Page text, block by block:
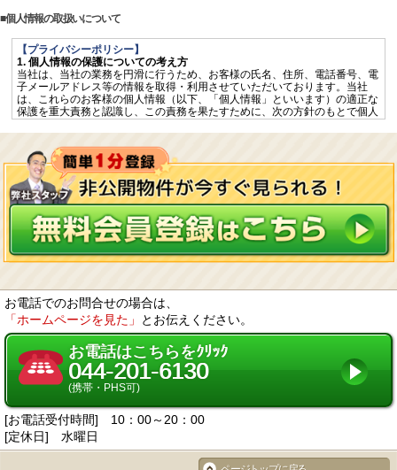
個人情報の取扱いについて
【プライバシーポリシー】
1. 個人情報の保護についての考え方
当社は、当社の業務を円滑に行うため、お客様の氏名、住所、電話番号、電
子メールアドレス等の情報を取得・利用させていただいております。当社
は、これらのお客様の個人情報（以下、「個人情報」といいます）の適正な
保護を重大責務と認識し、この責務を果たすために、次の方針のもとで個人
個人情報に適用される「個人情報の保護に関する法律」その他の関係法令を
遵守するとともに、一般に公正妥当と認められる個人情報の取扱いに関する
慣行に準拠し、適切に取り扱います。
個人情報の取扱いに関する規程を明確にし、従業者へ周知徹底します。ま
た、取引先等に対しても適切に個人情報を取り扱うように要請します。
個人情報の取得に際しては、利用目的を特定して通知又は公表し、その利用
目的に従って個人情報を取り扱います。
個人情報の漏洩、紛失、改ざん等を防止するため、必要な対策を講じて適切
な管理を行います。
保有する個人情報について、お客様本人からの開示、訂正、削除、利用停止
の依頼を所定の窓口でお受けして、誠意をもって対応します。
いを外部に委託することがあります。委託する場合には、適正な取扱いを確
保するための契約締結、実施状況の点検などを行います。
3. 第三者への開示・提供
当社は、「2. 個人情報の預託」に記載した外部委託先への提供の場合及び以
下のいずれかに該当する場合を除き、個人情報を第三者へ開示又は提供しま
せん。
お客様ご本人の同意がある場合
統計的なデータなど本人を識別することができない状態で開示・提供する場
法令に基づき開示・提供を求められた場合
人の生命、身体又は財産の保護のために必要な場合であって、お客様の同意
を得ることが困難である場合
国又は地方公共団体等が公的な事務を実施するうえで、協力する必要がある
場合であって、お客様の同意を得ることにより当該事務の遂行に支障を及ぼ
お電話でのお問合せの場合は、
「ホームページを見た」
とお伝えください。
お電話はこちらをｸﾘｯｸ
044-201-6130
(携帯・PHS可)
[お電話受付時間] 10：00～20：00
[定休日] 水曜日